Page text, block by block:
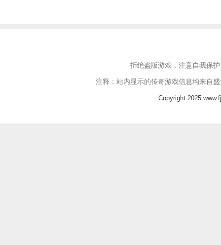
拒绝盗版游戏，注意自我保
注释：站内显示的传奇游戏信息均来自
Copyright 2025